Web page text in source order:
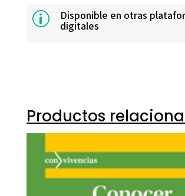
p Disponible en otras
digitales
Productos